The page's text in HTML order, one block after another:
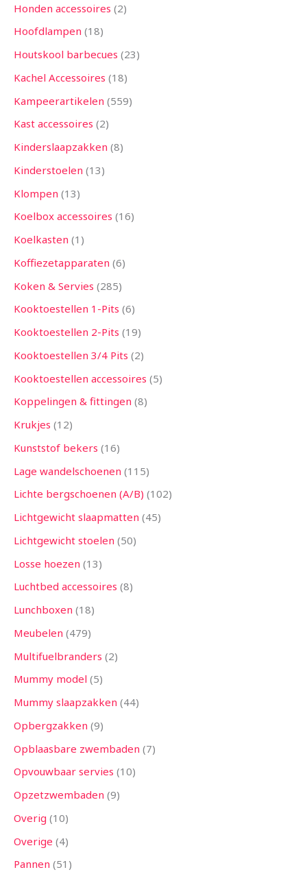
Honden accessoires 2
Hoofdlampen 18
Houtskool barbecues 23
Kachel Accessoires 18
Kampeerartikelen 559
Kast accessoires 2
Kinderslaapzakken 8
Kinderstoelen 13
Klompen 13
Koelbox accessoires 16
Koelkasten 1
Koffiezetapparaten 6
Koken & Servies 285
Kooktoestellen 1-Pits 6
Kooktoestellen 2-Pits 19
Kooktoestellen 3/4 Pits 2
Kooktoestellen accessoires 5
Koppelingen & fittingen 8
Krukjes 12
Kunststof bekers 16
Lage wandelschoenen 115
Lichte bergschoenen (A/B) 102
Lichtgewicht slaapmatten 45
Lichtgewicht stoelen 50
Losse hoezen 13
Luchtbed accessoires 8
Lunchboxen 18
Meubelen 479
Multifuelbranders 2
Mummy model 5
Mummy slaapzakken 44
Opbergzakken 9
Opblaasbare zwembaden 7
Opvouwbaar servies 10
Opzetzwembaden 9
Overig 10
Overige 4
Pannen 51